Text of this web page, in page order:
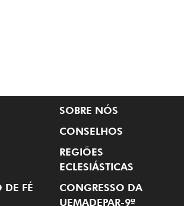
SOBRE NÓS
CONSELHOS
REGIÕES
ECLESIÁSTICAS
DE FÉ
CONGRESSO DA
UEMADEPAR-9ª